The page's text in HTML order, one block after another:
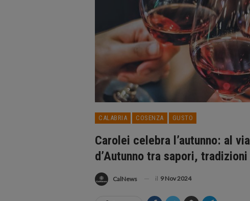
CALABRIA COSENZA GUSTO
Carolei celebra l’autunno: al
d’Autunno tra sapori,
CalNews il 9 Nov 2024